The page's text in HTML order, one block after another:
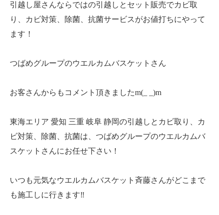
引越し屋さんならではの引越しとセット販売でカビ取
り、カビ対策、除菌、抗菌サービスがお値打ちにやって
ます！
つばめグループのウエルカムバスケットさん
お客さんからもコメント頂きましたm(_ _)m
東海エリア 愛知 三重 岐阜 静岡の引越しとカビ取り、カ
ビ対策、除菌、抗菌は、つばめグループのウエルカムバ
スケットさんにお任せ下さい！
いつも元気なウエルカムバスケット斉藤さんがどこまで
も施工しに行きます‼️